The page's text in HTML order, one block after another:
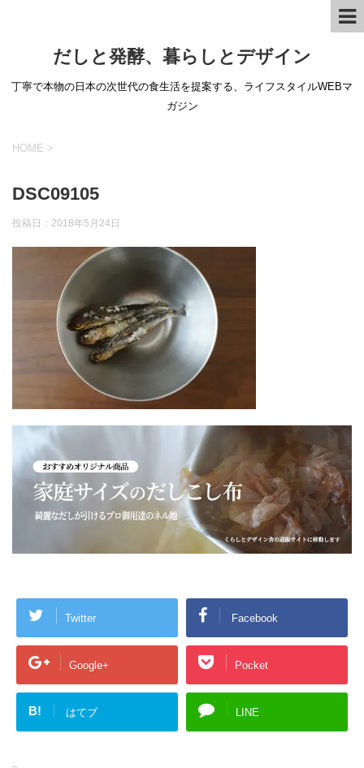
だしと発酵、暮らしとデザイン
丁寧で本物の日本の次世代の食生活を提案する、ライフスタイルWEBマ
ガジン
HOME >
DSC09105
投稿日： 2018年5月24日
Twitter Facebook
Google+ Pocket
B! はてブ LINE